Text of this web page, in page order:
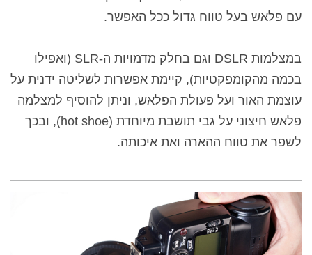
עם פלאש בעל טווח גדול ככל האפשר.
במצלמות DSLR וגם בחלק מדמויות ה-SLR (ואפילו
בכמה מהקומפקטיות), קיימת אפשרות לשליטה ידנית על
עוצמת האור ועל פעולת הפלאש, וניתן להוסיף למצלמה
פלאש חיצוני על גבי תושבת מיוחדת (hot shoe), ובכך
לשפר את טווח ההארה ואת איכותה.